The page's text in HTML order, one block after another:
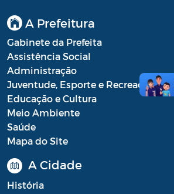
A Prefeitura
Gabinete da Prefeita
Assistência Social
Administração
Juventude, Esporte e Recreação
Educação e Cultura
Meio Ambiente
Saúde
Mapa do Site
A Cidade
História